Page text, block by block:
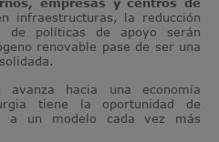
infraestructuras, la reducción
políticas de apoyo serán
renovable pase de ser una
hacia una economía
tiene la oportunidad de
a un modelo cada vez más